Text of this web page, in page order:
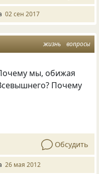
02 сен 2017
жизнь вопросы
мы, обижая
Почему
Обсудить
26 мая 2012